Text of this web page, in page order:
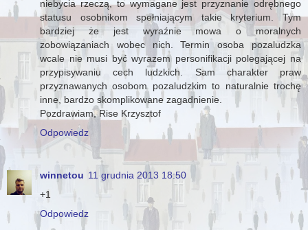
niebycia rzeczą, to wymagane jest przyznanie odrębnego
statusu osobnikom spełniającym takie kryterium. Tym
bardziej że jest wyraźnie mowa o moralnych
zobowiązaniach wobec nich. Termin osoba pozaludzka
wcale nie musi być wyrazem personifikacji polegającej na
przypisywaniu cech ludzkich. Sam charakter praw
przyznawanych osobom pozaludzkim to naturalnie trochę
inne, bardzo skomplikowane zagadnienie.
Pozdrawiam, Rise Krzysztof
Odpowiedz
winnetou 11 grudnia 2013 18:50
+1
Odpowiedz